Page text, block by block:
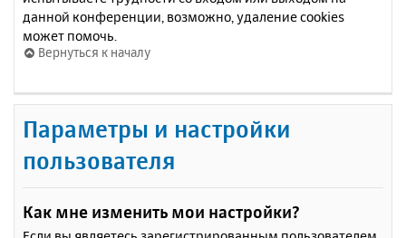
данной конференции, возможно, удаление cookies
может помочь.
Вернуться к началу
Параметры и настройки
пользователя
Как мне изменить мои настройки?